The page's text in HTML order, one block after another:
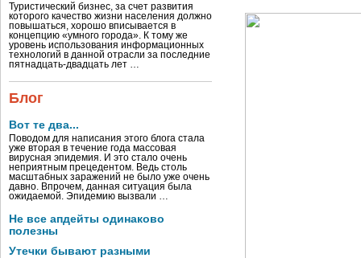
Туристический бизнес, за счет развития
которого качество жизни населения должно
повышаться, хорошо вписывается в
концепцию «умного города». К тому же
уровень использования информационных
технологий в данной отрасли за последние
пятнадцать-двадцать лет …
Блог
Вот те два...
Поводом для написания этого блога стала
уже вторая в течение года массовая
вирусная эпидемия. И это стало очень
неприятным прецедентом. Ведь столь
масштабных заражений не было уже очень
давно. Впрочем, данная ситуация была
ожидаемой. Эпидемию вызвали …
Не все апдейты одинаково
полезны
Утечки бывают разными